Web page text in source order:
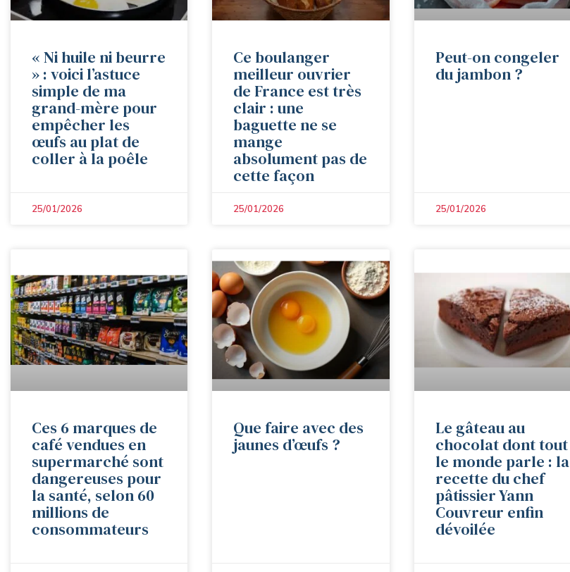
« Ni huile ni beurre
» : voici l’astuce
simple de ma
grand-mère pour
empêcher les
œufs au plat de
coller à la poêle
25/01/2026
Ce boulanger
meilleur ouvrier
de France est très
clair : une
baguette ne se
mange
absolument pas de
cette façon
25/01/2026
Peut-on congeler
du jambon ?
25/01/2026
Ces 6 marques de
café vendues en
supermarché sont
dangereuses pour
la santé, selon 60
millions de
consommateurs
Que faire avec des
jaunes d’œufs ?
Le gâteau au
chocolat dont tout
le monde parle : la
recette du chef
pâtissier Yann
Couvreur enfin
dévoilée